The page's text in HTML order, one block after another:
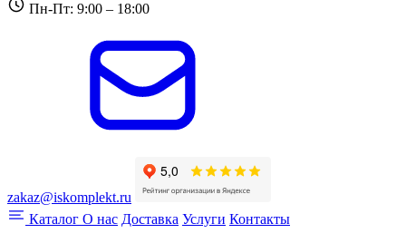
Пн-Пт: 9:00 – 18:00
zakaz@iskomplekt.ru
Каталог О нас Доставка Услуги Контакты